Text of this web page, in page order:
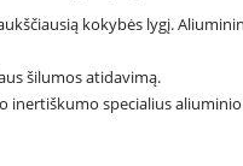
kokybės lygį.
šilumos atidavimą.
inertiškumo specialius aliuminio